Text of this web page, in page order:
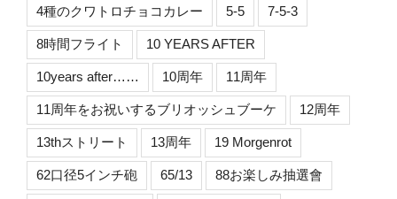
4種のクワトロチョコカレー 5-5 7-5-3
8時間フライト 10 YEARS AFTER
10years after…… 10周年 11周年
11周年をお祝いするブリオッシュブーケ 12周年
13thストリート 13周年 19 Morgenrot
62口径5インチ砲 65/13 88お楽しみ抽選會